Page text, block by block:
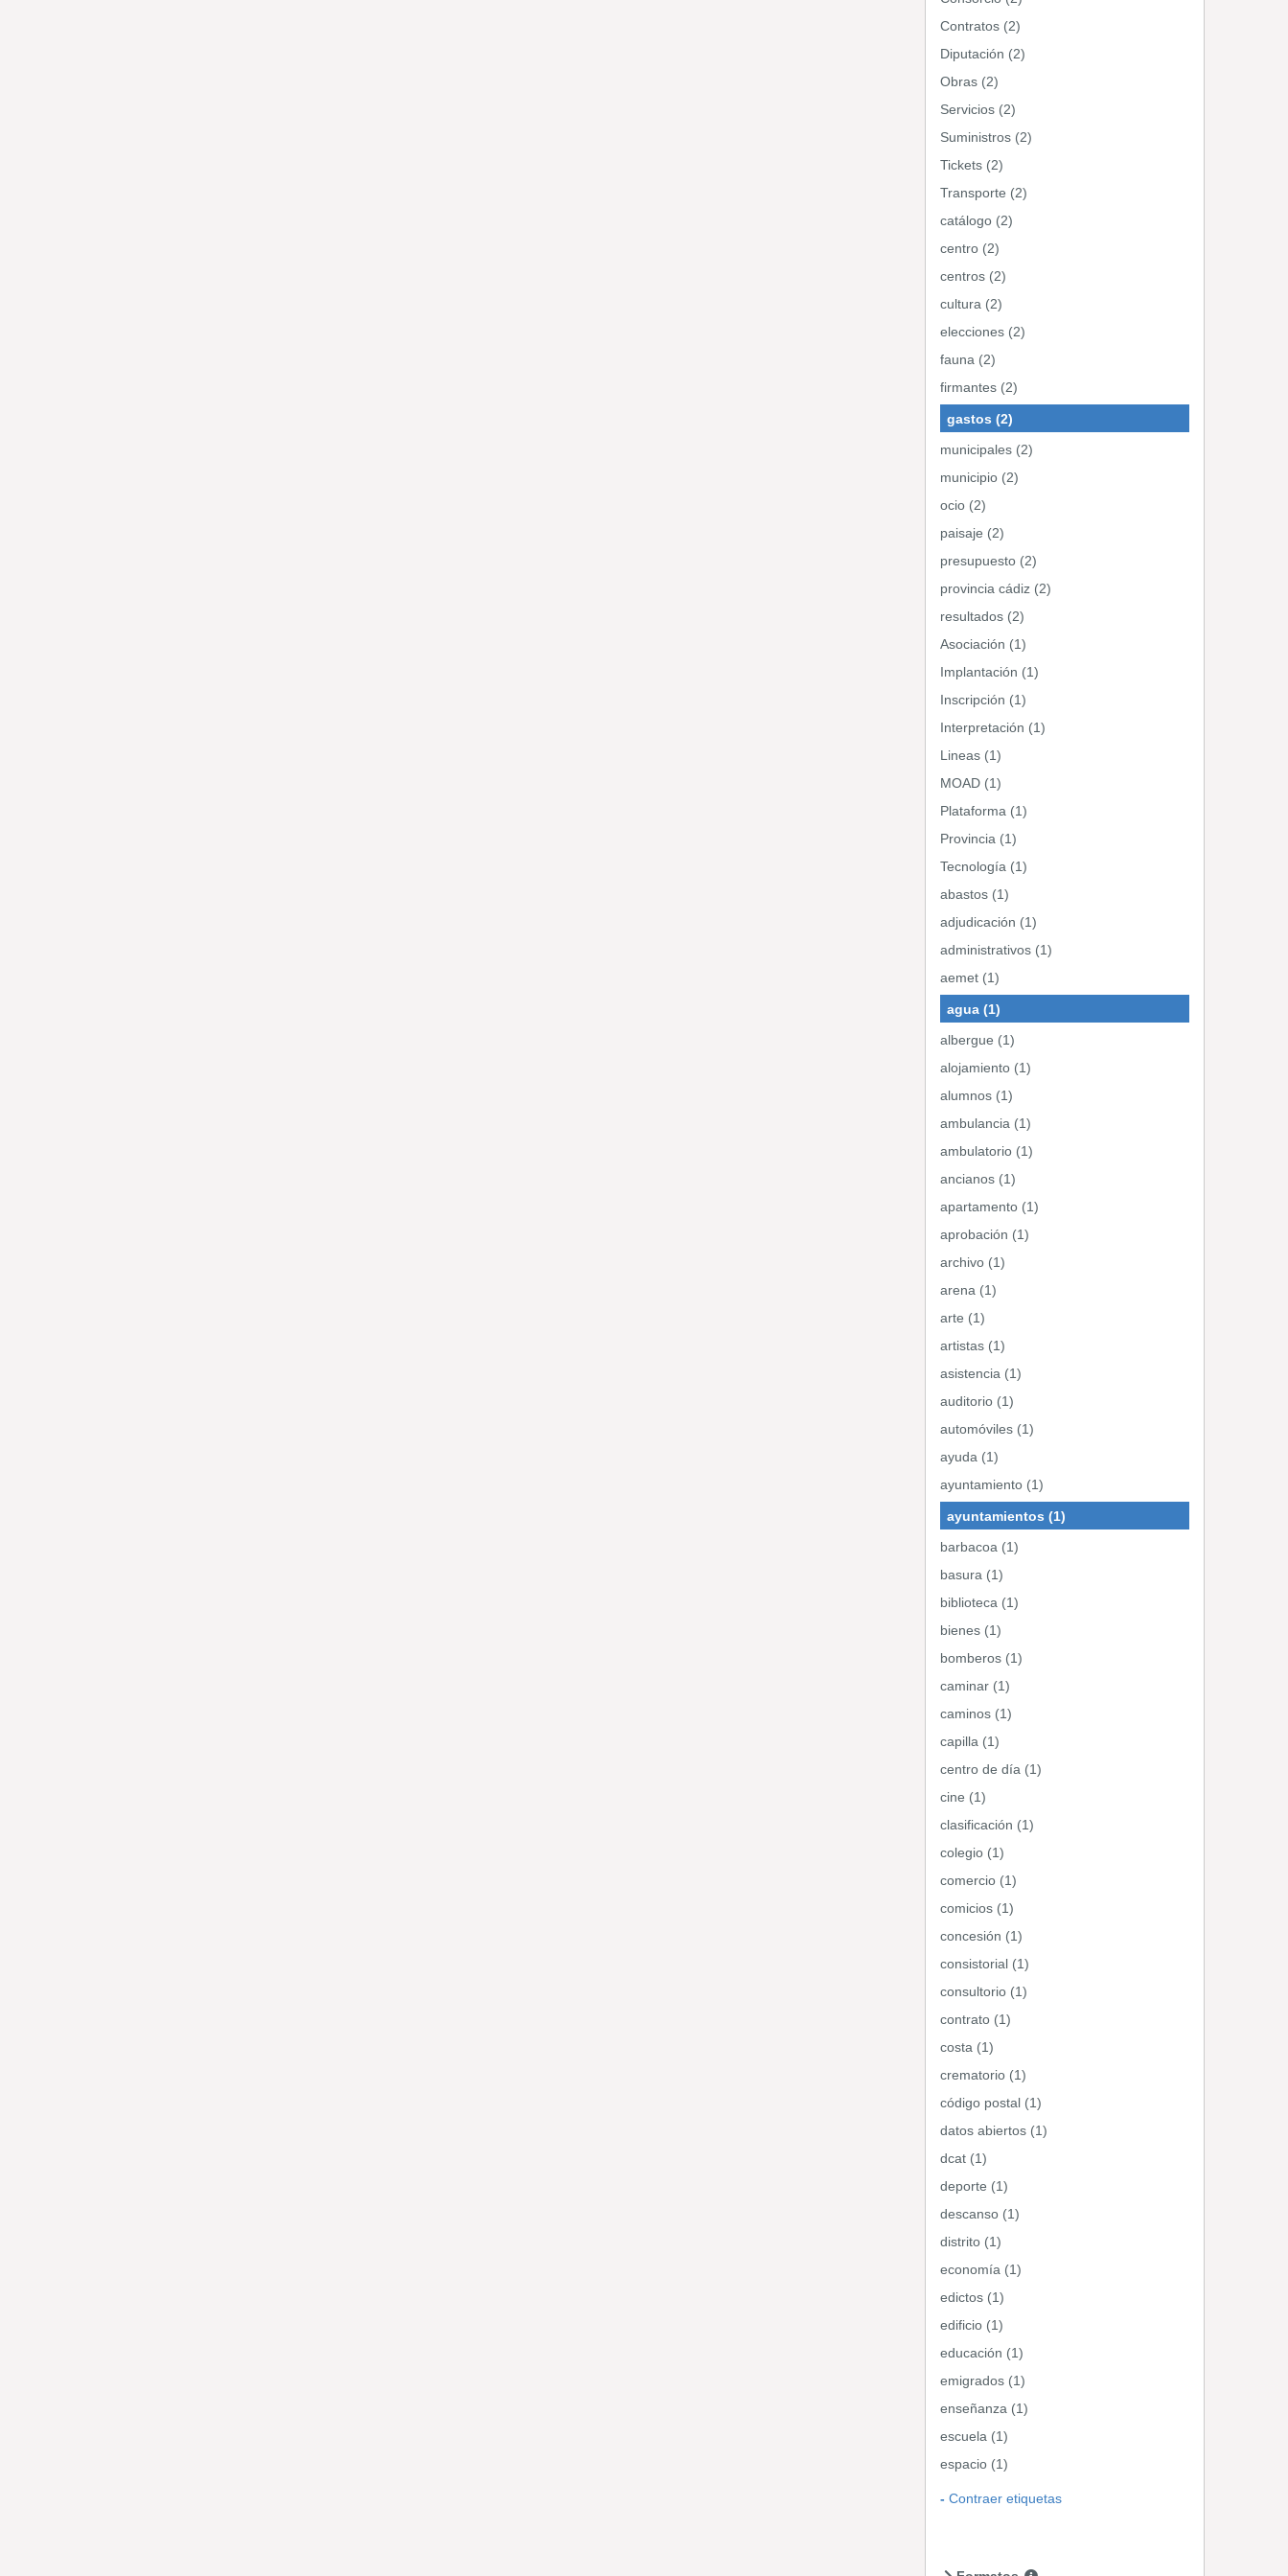
Contratos (2)
Diputación (2)
Obras (2)
Servicios (2)
Suministros (2)
Tickets (2)
Transporte (2)
catálogo (2)
centro (2)
centros (2)
cultura (2)
elecciones (2)
fauna (2)
firmantes (2)
gastos (2)
municipales (2)
municipio (2)
ocio (2)
paisaje (2)
presupuesto (2)
provincia cádiz (2)
resultados (2)
Asociación (1)
Implantación (1)
Inscripción (1)
Interpretación (1)
Lineas (1)
MOAD (1)
Plataforma (1)
Provincia (1)
Tecnología (1)
abastos (1)
adjudicación (1)
administrativos (1)
aemet (1)
agua (1)
albergue (1)
alojamiento (1)
alumnos (1)
ambulancia (1)
ambulatorio (1)
ancianos (1)
apartamento (1)
aprobación (1)
archivo (1)
arena (1)
arte (1)
artistas (1)
asistencia (1)
auditorio (1)
automóviles (1)
ayuda (1)
ayuntamiento (1)
ayuntamientos (1)
barbacoa (1)
basura (1)
biblioteca (1)
bienes (1)
bomberos (1)
caminar (1)
caminos (1)
capilla (1)
centro de día (1)
cine (1)
clasificación (1)
colegio (1)
comercio (1)
comicios (1)
concesión (1)
consistorial (1)
consultorio (1)
contrato (1)
costa (1)
crematorio (1)
código postal (1)
datos abiertos (1)
dcat (1)
deporte (1)
descanso (1)
distrito (1)
economía (1)
edictos (1)
edificio (1)
educación (1)
emigrados (1)
enseñanza (1)
escuela (1)
espacio (1)
Contraer etiquetas